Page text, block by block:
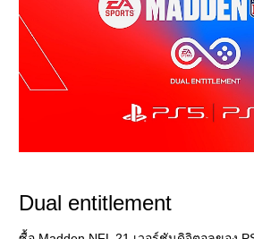
Dual entitlement